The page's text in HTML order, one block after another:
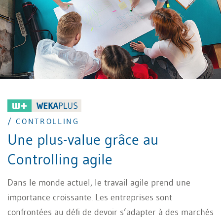
/ CONTROLLING
Une plus-value grâce au
Controlling agile
Dans le monde actuel, le travail agile prend une
importance croissante. Les entreprises sont
confrontées au défi de devoir s’adapter à des marchés